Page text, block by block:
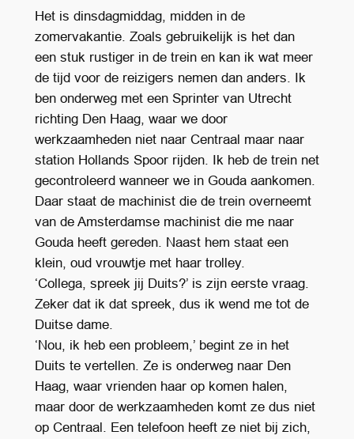
Het is dinsdagmiddag, midden in de
zomervakantie. Zoals gebruikelijk is het dan
een stuk rustiger in de trein en kan ik wat meer
de tijd voor de reizigers nemen dan anders. Ik
ben onderweg met een Sprinter van Utrecht
richting Den Haag, waar we door
werkzaamheden niet naar Centraal maar naar
station Hollands Spoor rijden. Ik heb de trein net
gecontroleerd wanneer we in Gouda aankomen.
Daar staat de machinist die de trein overneemt
van de Amsterdamse machinist die me naar
Gouda heeft gereden. Naast hem staat een
klein, oud vrouwtje met haar trolley.
‘Collega, spreek jij Duits?’ is zijn eerste vraag.
Zeker dat ik dat spreek, dus ik wend me tot de
Duitse dame.
‘Nou, ik heb een probleem,’ begint ze in het
Duits te vertellen. Ze is onderweg naar Den
Haag, waar vrienden haar op komen halen,
maar door de werkzaamheden komt ze dus niet
op Centraal. Een telefoon heeft ze niet bij zich,